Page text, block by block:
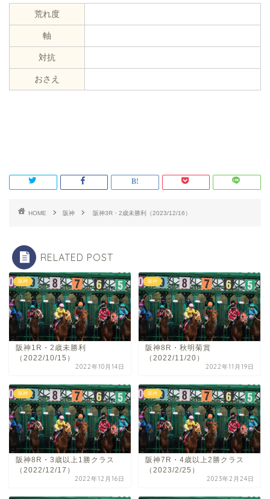
荒れ度
軸
対抗
おさえ
HOME 阪神 阪神3R・2歳未勝利（2023/12/16）
RELATED POST
阪神
阪神1R・2歳未勝利
（2022/10/15）
2022年10月14日
阪神
阪神8R・秋明菊賞
（2022/11/20）
2022年11月19日
阪神
阪神8R・3歳以上1勝クラス
（2022/12/17）
2022年12月16日
阪神
阪神7R・4歳以上2勝クラス
（2023/2/25）
2023年2月24日